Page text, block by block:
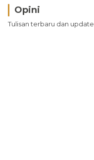
Opini
Tulisan terbaru dan update